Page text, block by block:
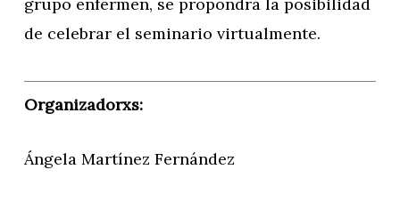
de celebrar el seminario virtualmente.
Organizadorxs:
Ángela Martínez Fernández